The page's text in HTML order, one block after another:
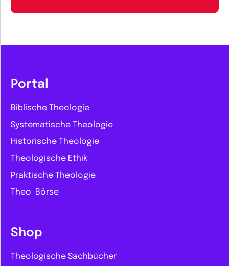
Portal
Biblische Theologie
Systematische Theologie
Historische Theologie
Theologische Ethik
Praktische Theologie
Theo-Börse
Shop
Theologische Sachbücher